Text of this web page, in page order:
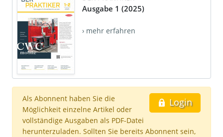
Ausgabe 1 (2025)
› mehr erfahren
Login
Als Abonnent haben Sie die
Möglichkeit einzelne Artikel oder
vollständige Ausgaben als PDF-Datei
herunterzuladen. Sollten Sie bereits Abonnent sein,